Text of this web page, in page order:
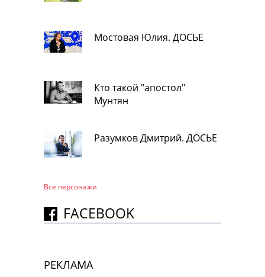
Мостовая Юлия. ДОСЬЕ
Кто такой "апостол"
Мунтян
Разумков Дмитрий. ДОСЬЕ
Все персонажи
FACEBOOK
РЕКЛАМА